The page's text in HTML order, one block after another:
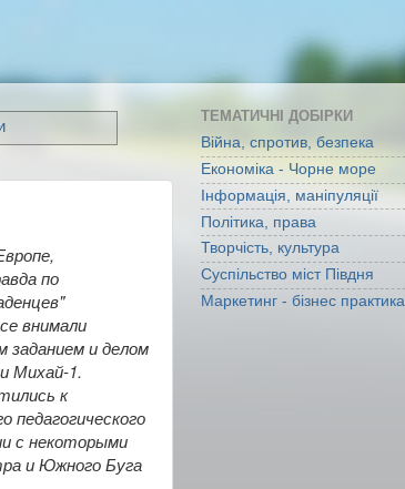
по
внимали
и делом
Михай-1.
к
педагогического
с некоторыми
и Южного Буга
ТЕМАТИЧНІ ДОБІРКИ
Війна, спротив, безпека
Економіка - Чорне море
Інформація, маніпуляції
Політика, права
Творчість, культура
Суспільство міст Півдня
Маркетинг - бізнес практика